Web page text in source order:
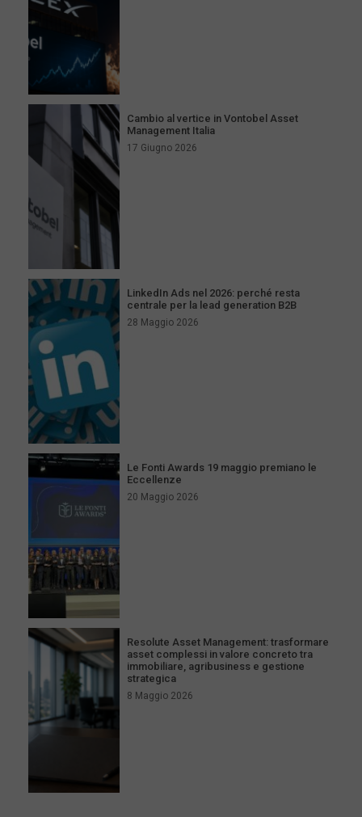
Cambio al vertice in Vontobel Asset
Management Italia
17 Giugno 2026
LinkedIn Ads nel 2026: perché resta
centrale per la lead generation B2B
28 Maggio 2026
Le Fonti Awards 19 maggio premiano le
Eccellenze
20 Maggio 2026
Resolute Asset Management: trasformare
asset complessi in valore concreto tra
immobiliare, agribusiness e gestione
strategica
8 Maggio 2026